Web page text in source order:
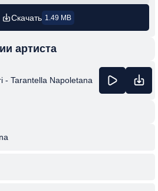
Скачать 1.49 MB
артиста
- Tarantella Napoletana